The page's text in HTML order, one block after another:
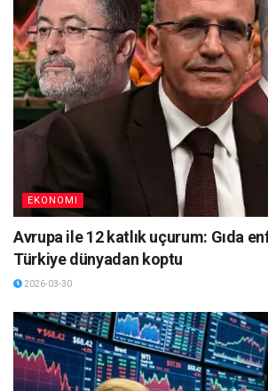
EKONOMI
Avrupa ile 12 katlık uçurum: Gıda
Türkiye dünyadan koptu
2026-03-30